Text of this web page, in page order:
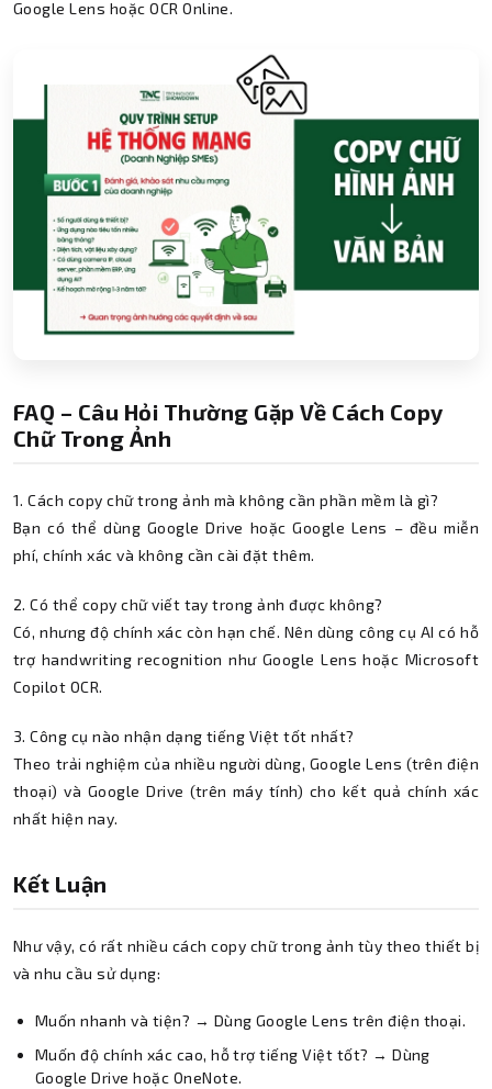
Google Lens hoặc OCR Online.
FAQ – Câu Hỏi Thường Gặp Về Cách Copy
Chữ Trong Ảnh
1. Cách copy chữ trong ảnh mà không cần phần mềm là gì?
Bạn có thể dùng Google Drive hoặc Google Lens – đều miễn
phí, chính xác và không cần cài đặt thêm.
2. Có thể copy chữ viết tay trong ảnh được không?
Có, nhưng độ chính xác còn hạn chế. Nên dùng công cụ AI có hỗ
trợ handwriting recognition như Google Lens hoặc Microsoft
Copilot OCR.
3. Công cụ nào nhận dạng tiếng Việt tốt nhất?
Theo trải nghiệm của nhiều người dùng, Google Lens (trên điện
thoại) và Google Drive (trên máy tính) cho kết quả chính xác
nhất hiện nay.
Kết Luận
Như vậy, có rất nhiều cách copy chữ trong ảnh tùy theo thiết bị
và nhu cầu sử dụng:
Muốn nhanh và tiện? → Dùng Google Lens trên điện thoại.
Muốn độ chính xác cao, hỗ trợ tiếng Việt tốt? → Dùng
Google Drive hoặc OneNote.